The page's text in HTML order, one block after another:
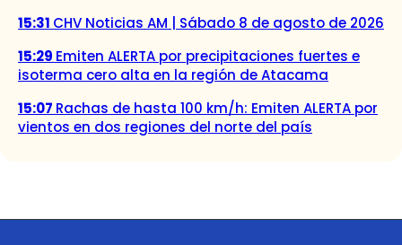
15:31 CHV Noticias AM | Sábado 8 de agosto de 2026
15:29 Emiten ALERTA por precipitaciones fuertes e
isoterma cero alta en la región de Atacama
15:07 Rachas de hasta 100 km/h: Emiten ALERTA por
vientos en dos regiones del norte del país